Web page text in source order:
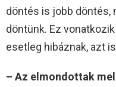
döntés is jobb döntés,
döntünk. Ez
esetleg hibáznak, azt
– Az elmondottak